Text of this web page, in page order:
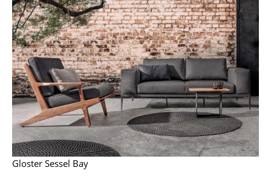
Einzelbetten
Stapelbetten
Kinderbetten
Nachttische & Bettzubehör
... alle Betten
Accessoires
Gloster Sessel Bay